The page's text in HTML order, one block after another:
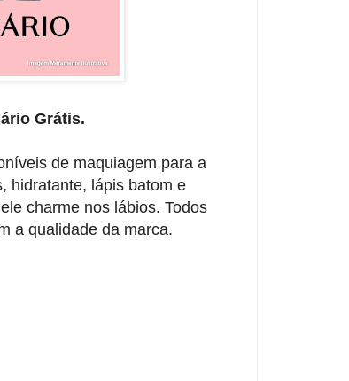
Grátis.
de maquiagem para a
hidratante, lápis batom e
charme nos lábios. Todos
a qualidade da marca.